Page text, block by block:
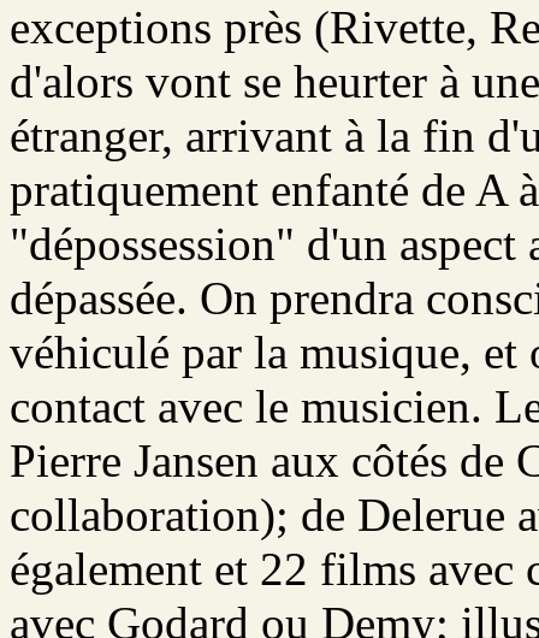
exceptions près (Rivette,
d'alors vont se heurter à
étranger, arrivant à la fin
pratiquement enfanté de A
"dépossession" d'un
dépassée. On prendra
véhiculé par la musique, et
contact avec le musicien.
Pierre Jansen aux côtés de
collaboration); de Delerue
également et 22 films
avec Godard ou Demy;